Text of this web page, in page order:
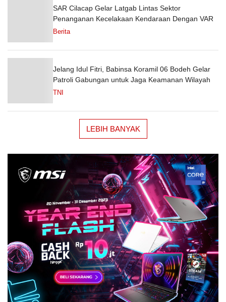
SAR Cilacap Gelar Latgab Lintas Sektor
Penanganan Kecelakaan Kendaraan Dengan VAR
Berita
Jelang Idul Fitri, Babinsa Koramil 06 Bodeh Gelar
Patroli Gabungan untuk Jaga Keamanan Wilayah
TNI
LEBIH BANYAK